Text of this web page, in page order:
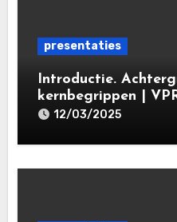
presentaties
Introductie.
kernbegrippen |
Leiden Law
12/03/2025